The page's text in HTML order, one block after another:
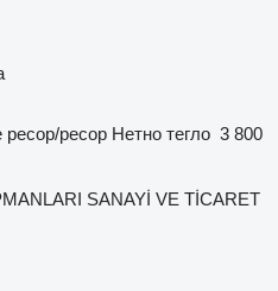
ресор/ресор Нетно тегло 3 800
SANAYİ VE TİCARET